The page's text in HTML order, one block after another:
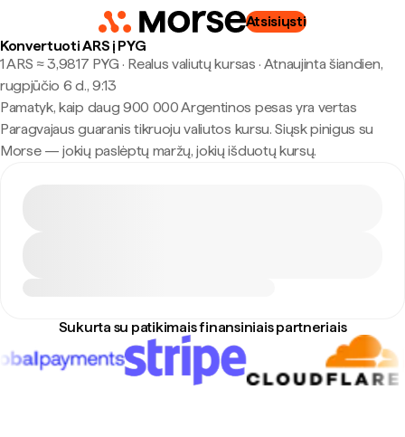
Atsisiųsti
Konvertuoti ARS į PYG
1 ARS ≈ 3,9817 PYG · Realus valiutų kursas · Atnaujinta šiandien,
rugpjūčio 6 d., 9:13
Pamatyk, kaip daug 900 000 Argentinos pesas yra vertas
Paragvajaus guaranis tikruoju valiutos kursu. Siųsk pinigus su
Morse — jokių paslėptų maržų, jokių išduotų kursų.
Sukurta su patikimais finansiniais partneriais